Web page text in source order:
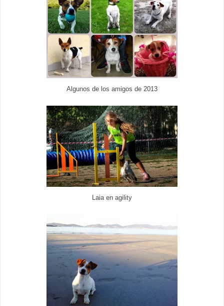
Algunos de los amigos de 2013
Laia en agility